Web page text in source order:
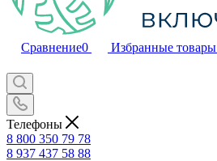
Сравнение0 Избранные товары
Телефоны
8 800 350 79 78
8 937 437 58 88